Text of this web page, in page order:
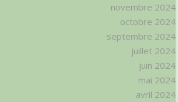
novembre 2024
octobre 2024
septembre 2024
juillet 2024
juin 2024
mai 2024
avril 2024